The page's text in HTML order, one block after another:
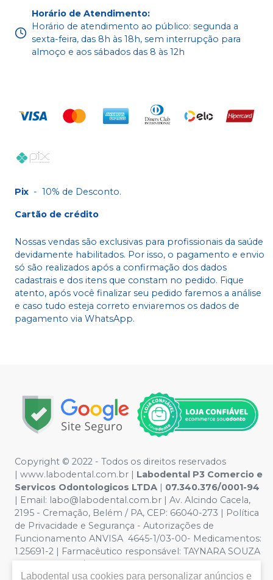
Horário de Atendimento:
Horário de atendimento ao público: segunda a
sexta-feira, das 8h às 18h, sem interrupção para
almoço e aos sábados das 8 às 12h
Pix - 10% de Desconto.
Cartão de crédito
Nossas vendas são exclusivas para profissionais da saúde
devidamente habilitados. Por isso, o pagamento e envio
só são realizados após a confirmação dos dados
cadastrais e dos itens que constam no pedido. Fique
atento, após você finalizar seu pedido faremos a análise
e caso tudo esteja correto enviaremos os dados de
pagamento via WhatsApp.
Copyright © 2022 - Todos os direitos reservados
| www.labodental.com.br | Labodental P3 Comercio e
Servicos Odontologicos LTDA | 07.340.376/0001-94
| Email: labo@labodental.com.br | Av. Alcindo Cacela,
2195 - Cremação, Belém / PA, CEP: 66040-273 | Política
de Privacidade e Segurança - Autorizações de
Funcionamento ANVISA 4645-1/03-00- Medicamentos:
1.25691-2 | Farmacêutico responsável: TAYNARA SOUZA
MIRANDA. CRF/PA nº 6965 |
Segurança - Fotos meramente ilustrativas - Os preços e
Labodental usa cookies para personalizar anúncios e